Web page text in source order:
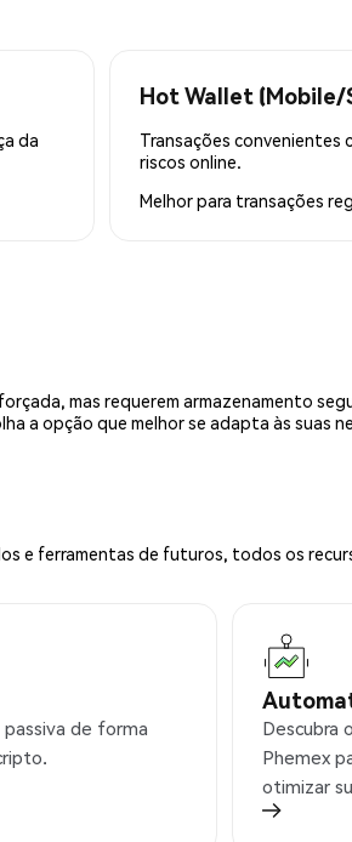
da
Hot Wallet
Transações convenientes
riscos online.
Melhor para transações
mas requerem armazenamento
a opção que melhor se adapta às suas
e ferramentas de futuros, todos os
passiva de forma
Descubra
Phemex
otimizar